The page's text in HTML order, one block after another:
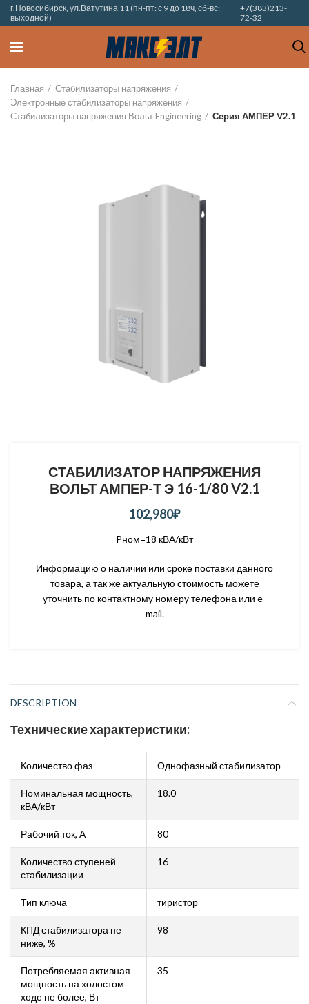
г.Новосибирск, ул.Ватутина 11 (пн-пт: с 9 до 18ч, сб-вс:
выходной)
+7(383)213-
72-32
Главная
Стабилизаторы напряжения
Электронные стабилизаторы напряжения
Стабилизаторы напряжения Вольт Engineering
Серия АМПЕР V2.1
СТАБИЛИЗАТОР НАПРЯЖЕНИЯ
ВОЛЬТ АМПЕР-Т Э 16-1/80 V2.1
102,980₽
Pном=18 кВА/кВт
Информацию о наличии или сроке поставки данного
товара, а так же актуальную стоимость можете
уточнить по контактному номеру телефона или e-
mail.
DESCRIPTION
Технические характеристики:
Количество фаз Однофазный стабилизатор
Номинальная мощность,
кВА/кВт
18.0
Рабочий ток, А 80
Количество ступеней
стабилизации
16
Тип ключа тиристор
КПД стабилизатора не
ниже, %
98
Потребляемая активная
мощность на холостом
ходе не более, Вт
35